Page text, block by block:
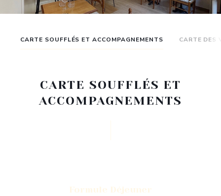
CARTE SOUFFLÉS ET ACCOMPAGNEMENTS CARTE DES
CARTE SOUFFLÉS ET
ACCOMPAGNEMENTS
Formule Déjeuner